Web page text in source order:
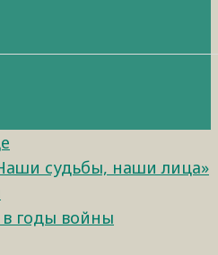
судьбы, наши лица»
в годы войны